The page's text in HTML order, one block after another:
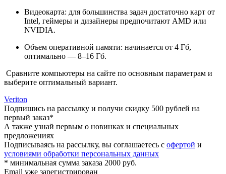
Видеокарта: для большинства задач достаточно карт от
Intel, геймеры и дизайнеры предпочитают AMD или
NVIDIA.
Объем оперативной памяти: начинается от 4 Гб,
оптимально — 8–16 Гб.
Сравните компьютеры на сайте по основным параметрам и
выберите оптимальный вариант.
Veriton
Подпишись на рассылку и получи скидку 500 рублей на
первый заказ*
А также узнай первым о новинках и специальных
предложениях
Подписываясь на рассылку, вы соглашаетесь с офертой и
условиями обработки персональных данных
* минимальная сумма заказа 2000 руб.
Email уже зарегистрирован